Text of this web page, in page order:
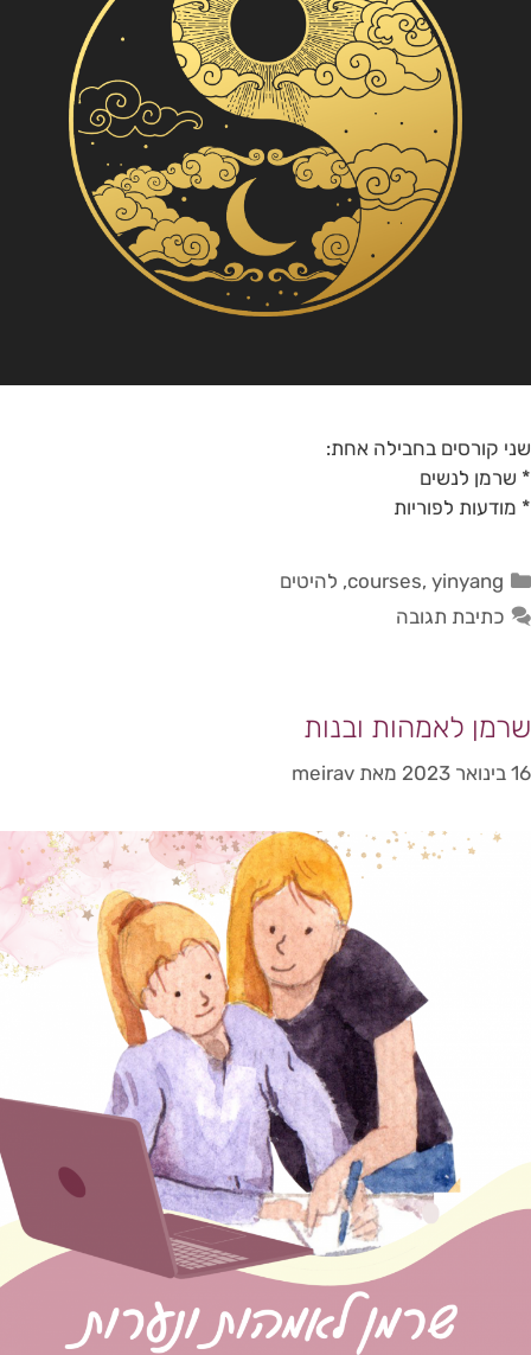
שני קורסים בחבילה אחת:
* שרמן לנשים
* מודעות לפוריות
courses, yinyang
, להיטים
כתיבת תגובה
שרמן לאמהות ובנות
16 בינואר 2023 מאת meirav